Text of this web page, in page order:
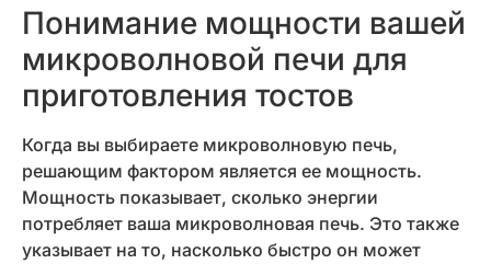
Понимание мощности вашей
микроволновой печи для
приготовления тостов
Когда вы выбираете микроволновую печь,
решающим фактором является ее мощность.
Мощность показывает, сколько энергии
потребляет ваша микроволновая печь. Это также
указывает на то, насколько быстро он может